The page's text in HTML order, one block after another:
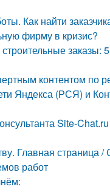
Как найти
фирму в кризис?
заказы:
контентом по
Яндекса (РСЯ) и
Site-Chat.ru
Главная страница
работ